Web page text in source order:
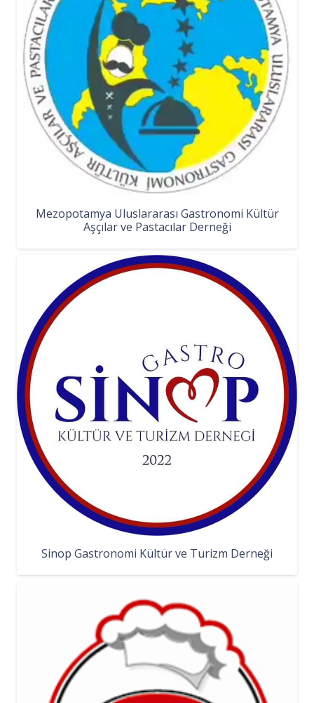
Mezopotamya Uluslararası Gastronomi Kültür
Aşçılar ve Pastacılar Derneği
Sinop Gastronomi Kültür ve Turizm Derneği